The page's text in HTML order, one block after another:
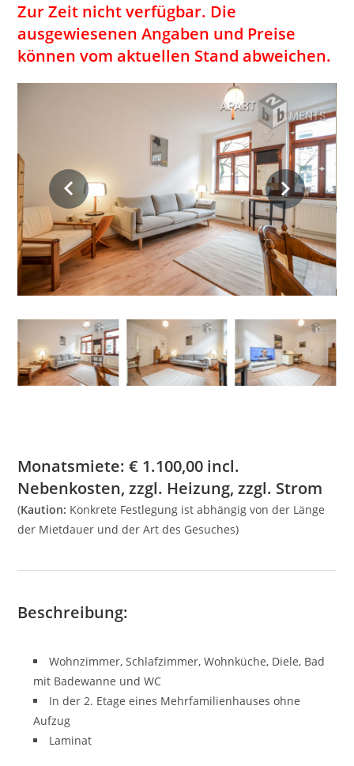
Zur Zeit nicht verfügbar. Die
ausgewiesenen Angaben und Preise
können vom aktuellen Stand abweichen.
Monatsmiete:€ 1.100,00 incl.
Nebenkosten, zzgl. Heizung, zzgl. Strom
(Kaution: Konkrete Festlegung ist abhängig von der Länge
der Mietdauer und der Art des Gesuches)
Beschreibung:
Wohnzimmer, Schlafzimmer, Wohnküche, Diele, Bad
mit Badewanne und WC
In der 2. Etage eines Mehrfamilienhauses ohne
Aufzug
Laminat